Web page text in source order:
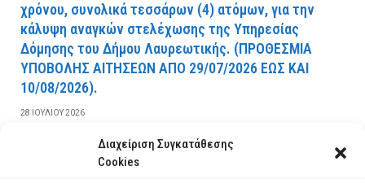
Διαχείριση Συγκατάθεσης
Cookies
χρόνου, συνολικά τεσσάρων (4) ατόμων, για την
κάλυψη αναγκών στελέχωσης της Υπηρεσίας
Δόμησης του Δήμου Λαυρεωτικής. (ΠPOΘEΣMIA
YΠOBOΛHΣ AITHΣEΩN AΠO 29/07/2026 EΩΣ KAI
10/08/2026).
28 ΙΟΥΛΊΟΥ 2026
ΔΙΑΒΆΣΤΕ ΠΕΡΙΣΣΌΤΕΡΑ